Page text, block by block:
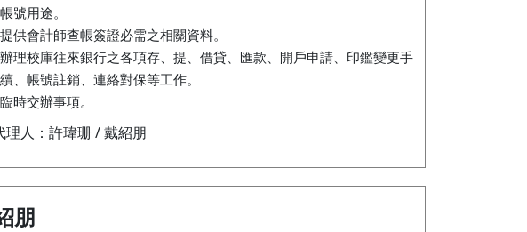
帳號用途。
提供會計師查帳簽證必需之相關資料。
辦理校庫往來銀行之各項存、提、借貸、匯款、開戶申請、印鑑變更手
續、帳號註銷、連絡對保等工作。
臨時交辦事項。
理人：許瑋珊 / 戴紹朋
朋